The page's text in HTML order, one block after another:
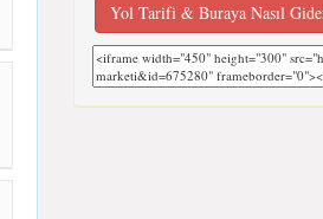
Yol Tarifi & Buraya Nasıl